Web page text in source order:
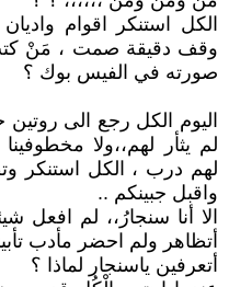
الكل استنكر اقوام
وقف دقيقة صمت ، مَنْ
صورته في الفيس بوك ؟
اليوم الكل رجع الى روتين
لم يثأر لهم،،ولا
لهم درب ، الكل استنكر
واقبل جبينكم ..
الا أنا سنجارُ،، لم افعل
أتظاهر ولم احضر مأدب
أتعرفين ياسنجار لماذا ؟